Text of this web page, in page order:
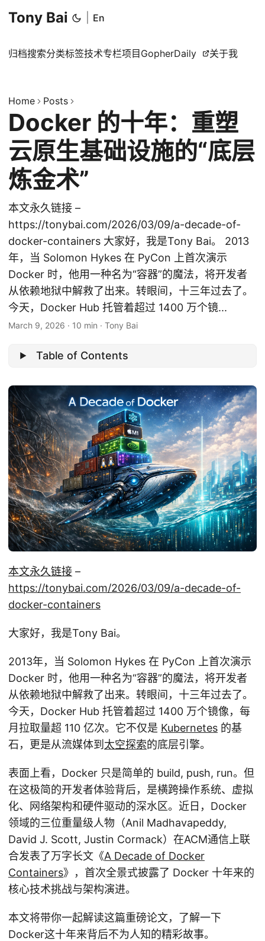
Tony Bai En
归档搜索分类标签技术专栏项目 GopherDaily 关于我
Home Posts
Docker 的十年：重塑
云原生基础设施的“底层
炼金术”
本文永久链接 –
https://tonybai.com/2026/03/09/a-decade-of-
docker-containers 大家好，我是Tony Bai。 2013
年，当 Solomon Hykes 在 PyCon 上首次演示
Docker 时，他用一种名为“容器”的魔法，将开发者
从依赖地狱中解救了出来。转眼间，十三年过去了。
今天，Docker Hub 托管着超过 1400 万个镜...
March 9, 2026 · 10 min · Tony Bai
Table of Contents
本文永久链接 –
https://tonybai.com/2026/03/09/a-decade-of-
docker-containers
大家好，我是Tony Bai。
2013年，当 Solomon Hykes 在 PyCon 上首次演示
Docker 时，他用一种名为“容器”的魔法，将开发者
从依赖地狱中解救了出来。转眼间，十三年过去了。
今天，Docker Hub 托管着超过 1400 万个镜像，每
月拉取量超 110 亿次。它不仅是 Kubernetes 的基
石，更是从流媒体到 太空探索的底层引擎。
表面上看，Docker 只是简单的 build, push, run。但
在这极简的开发者体验背后，是横跨操作系统、虚拟
化、网络架构和硬件驱动的深水区。近日，Docker
领域的三位重量级人物（Anil Madhavapeddy,
David J. Scott, Justin Cormack）在ACM通信上联
合发表了万字长文《A Decade of Docker
Containers》，首次全景式披露了 Docker 十年来的
核心技术挑战与架构演进。
本文将带你一起解读这篇重磅论文，了解一下
Docker这十年来背后不为人知的精彩故事。